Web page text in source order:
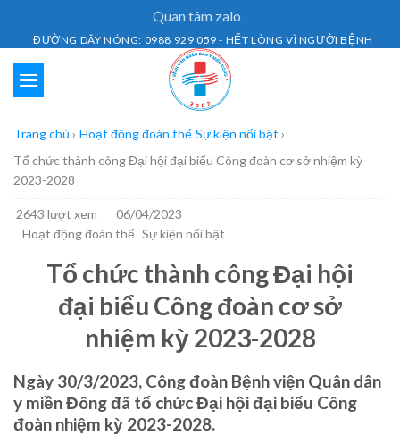
Quan tâm zalo
ĐƯỜNG DÂY NÓNG: 0988 929 059 - HẾT LÒNG VÌ NGƯỜI BỆNH
Trang chủ › Hoạt động đoàn thể Sự kiện nổi bật ›
Tổ chức thành công Đại hội đại biểu Công đoàn cơ sở nhiệm kỳ
2023-2028
2643 lượt xem
06/04/2023
Hoạt động đoàn thể Sự kiện nổi bật
Tổ chức thành công Đại hội
đại biểu Công đoàn cơ sở
nhiệm kỳ 2023-2028
Ngày 30/3/2023, Công đoàn Bệnh viện Quân dân
y miền Đông đã tổ chức Đại hội đại biểu Công
đoàn nhiệm kỳ 2023-2028.